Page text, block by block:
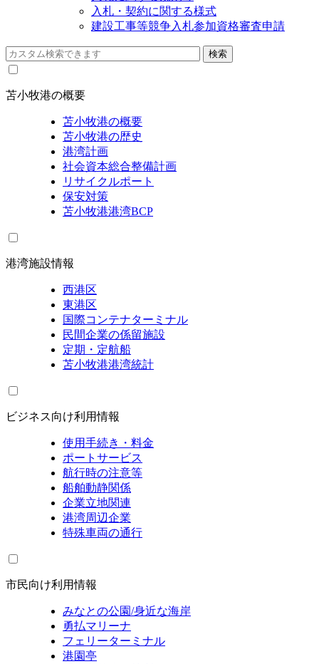
入札・契約に関する様式
建設工事等競争入札参加資格審査申請
苫小牧港の概要
苫小牧港の概要
苫小牧港の歴史
港湾計画
社会資本総合整備計画
リサイクルポート
保安対策
苫小牧港港湾BCP
港湾施設情報
西港区
東港区
国際コンテナターミナル
民間企業の係留施設
定期・定航船
苫小牧港港湾統計
ビジネス向け利用情報
使用手続き・料金
ポートサービス
航行時の注意等
船舶動静関係
企業立地関連
港湾周辺企業
特殊車両の通行
市民向け利用情報
みなとの公園/身近な海岸
勇払マリーナ
フェリーターミナル
港園亭